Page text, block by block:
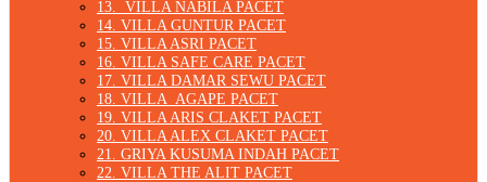
13. VILLA NABILA PACET
14. VILLA GUNTUR PACET
15. VILLA ASRI PACET
16. VILLA SAFE CARE PACET
17. VILLA DAMAR SEWU PACET
18. VILLA AGAPE PACET
19. VILLA ARIS CLAKET PACET
20. VILLA ALEX CLAKET PACET
21. GRIYA KUSUMA INDAH PACET
22. VILLA THE ALIT PACET